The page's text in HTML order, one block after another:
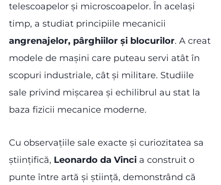
telescoapelor și microscoapelor. În același
timp, a studiat principiile mecanicii
angrenajelor, pârghiilor și blocurilor. A creat
modele de mașini care puteau servi atât în
scopuri industriale, cât și militare. Studiile
sale privind mișcarea și echilibrul au stat la
baza fizicii mecanice moderne.
Cu observațiile sale exacte și curiozitatea sa
științifică, Leonardo da Vinci a construit o
punte între artă și știință, demonstrând că